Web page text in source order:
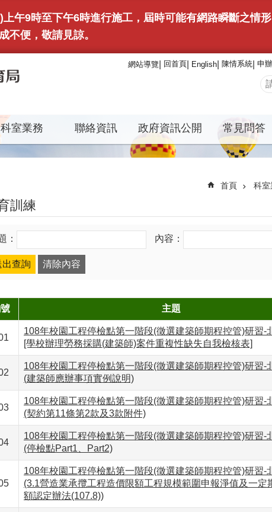
午9時至下午6時進行施工，屆時可能有網路瞬斷之情
不便，敬請見諒。
網站導覽 回首頁 English 陳情系統 申
科室業務 聯絡資訊 政府資訊公開 常見問答
首頁 科室
訓練
： 內容：
主題
108年校園工程停檢點第一階段(徵選建築師期程控管)研習-
[學校辦理勞務採購(建築師)案件重複性缺失自我檢核表]
108年校園工程停檢點第一階段(徵選建築師期程控管)研習-
(建築師應辦事項實例說明)
108年校園工程停檢點第一階段(徵選建築師期程控管)研習-
(契約第11條第2款及3款附件)
108年校園工程停檢點第一階段(徵選建築師期程控管)研習-
(停檢點Part1、Part2)
108年校園工程停檢點第一階段(徵選建築師期程控管)研習-
(3.1營造業承攬工程造價限額工程規模範圍申報淨值及一定
額認定辦法(107.8))